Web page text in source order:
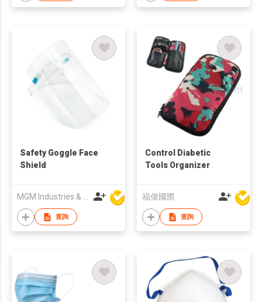
Safety Goggle Face
Shield
查詢
Control Diabetic
Tools Organizer
福偉國際
查詢